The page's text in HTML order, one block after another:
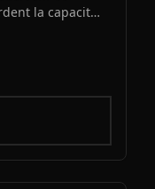
la capacité